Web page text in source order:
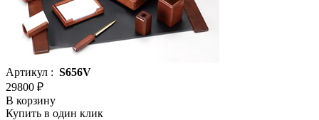
Артикул : S656V
29800 ₽
В корзину
Купить в один клик